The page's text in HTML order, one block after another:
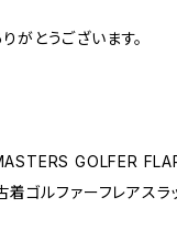
がとうございます。
GOLFER
ゴルファーフレアスラ